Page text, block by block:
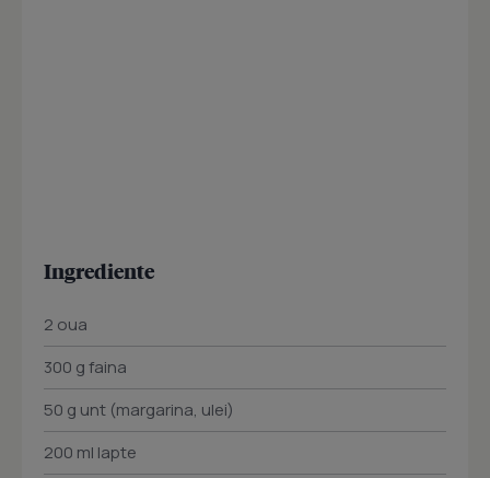
Ingrediente
2 oua
300 g faina
50 g unt (margarina, ulei)
200 ml lapte